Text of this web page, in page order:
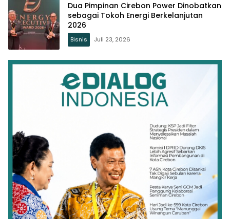
Dua Pimpinan Cirebon Power Dinobatkan
sebagai Tokoh Energi Berkelanjutan
2026
Bisnis Juli 23, 2026